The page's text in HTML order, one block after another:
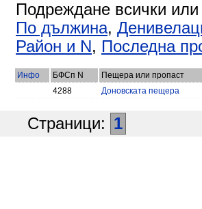
Подреждане всички
По дължина,
Район и N, Последна
Инфо БФСп N Пещера или пропаст
4288
Доновската пещера
Страници: 1